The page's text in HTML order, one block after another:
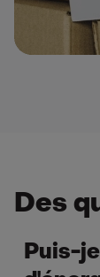
Des
Puis-